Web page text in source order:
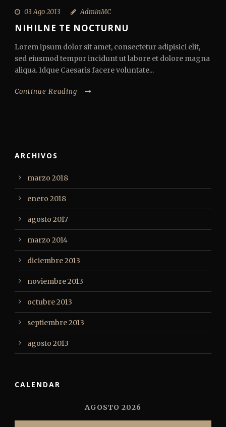
03 Ago 2013 AdminMC
NIHILNE TE NOCTURNU
Lorem ipsum dolor sit amet, consectetur adipisici elit,
sed eiusmod tempor incidunt ut labore et dolore magna
aliqua. Idque Caesaris facere voluntate...
Continue Reading
ARCHIVOS
marzo 2018
enero 2018
agosto 2017
marzo 2014
diciembre 2013
noviembre 2013
octubre 2013
septiembre 2013
agosto 2013
CALENDAR
AGOSTO 2026